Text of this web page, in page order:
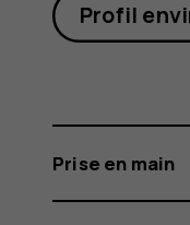
Profil
Prise en main